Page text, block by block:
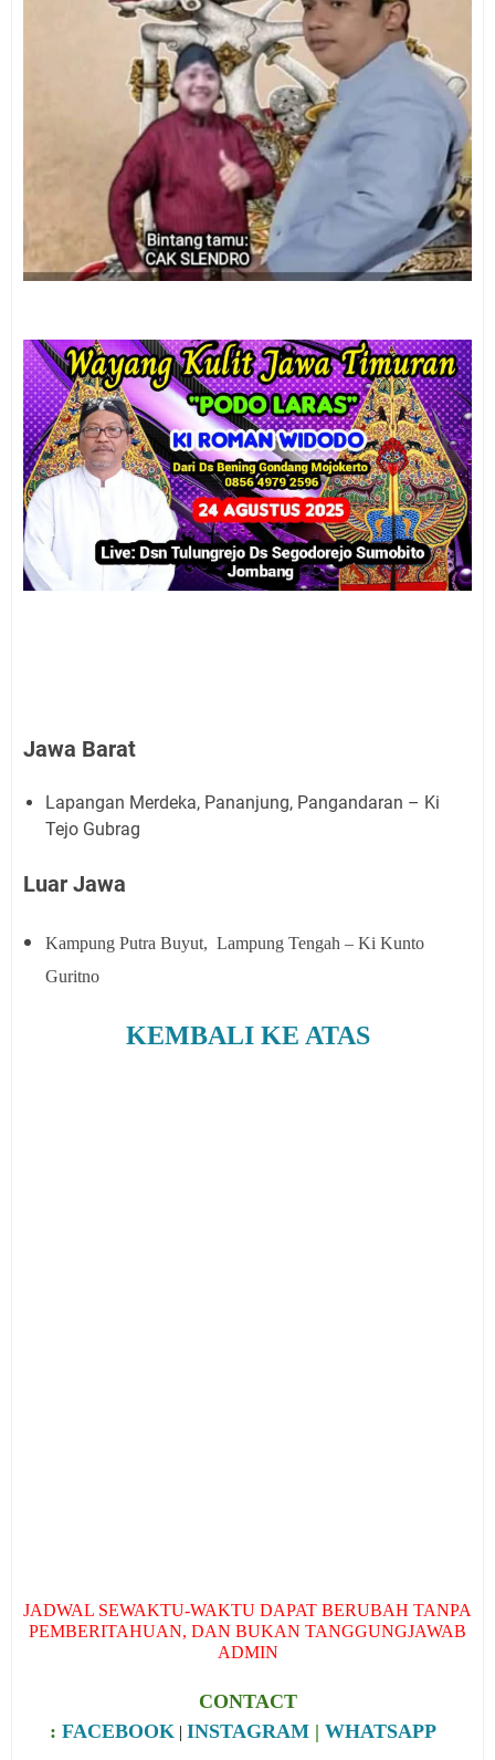
Jawa Barat
Lapangan Merdeka, Pananjung, Pangandaran – Ki
Tejo Gubrag
Luar Jawa
Kampung Putra Buyut, Lampung Tengah – Ki Kunto
Guritno
KEMBALI KE ATAS
JADWAL SEWAKTU-WAKTU DAPAT BERUBAH TANPA
PEMBERITAHUAN, DAN BUKAN TANGGUNGJAWAB
ADMIN
CONTACT
: FACEBOOK | INSTAGRAM | WHATSAPP